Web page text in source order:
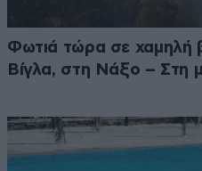
Φωτιά τώρα σε χαμηλή
Βίγλα, στη Νάξο – Στη